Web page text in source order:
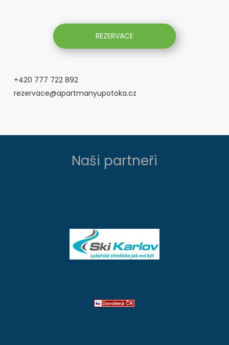
REZERVACE
+420 777 722 892
rezervace@apartmanyupotoka.cz
Naši partneři